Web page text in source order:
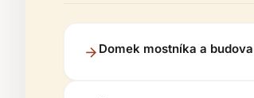
Domek mostníka a